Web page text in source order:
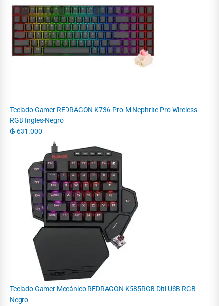
Teclado Gamer REDRAGON K736-Pro-M Nephrite Pro Wireless
RGB Inglés-Negro
₲ 631.000
Teclado Gamer Mecánico REDRAGON K585RGB Diti USB RGB-
Negro